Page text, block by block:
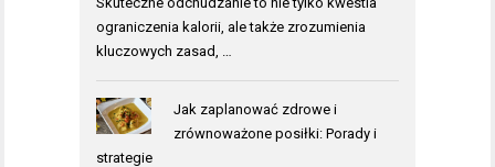
ograniczenia kalorii, ale także zrozumienia
kluczowych zasad, …
Jak zaplanować zdrowe i
zrównoważone posiłki: Porady i
strategie